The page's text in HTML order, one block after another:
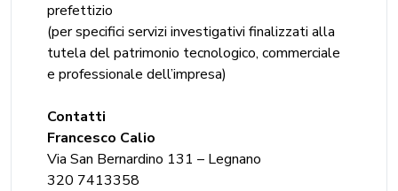
prefettizio
(per specifici servizi investigativi finalizzati alla
tutela del patrimonio tecnologico, commerciale
e professionale dell’impresa)
Contatti
Francesco Calio
Via San Bernardino 131 – Legnano
320 7413358